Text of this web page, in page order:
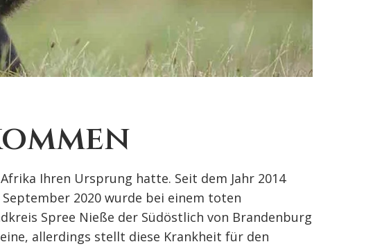
Ihren Ursprung hatte. Seit dem Jahr 2014
2020 wurde bei einem toten
Spree Nieße der Südöstlich von Brandenburg
allerdings stellt diese Krankheit für den